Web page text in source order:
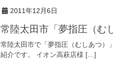
2011年12月6日
常陸太田市「夢指圧（む
常陸太田市で「夢指圧（むしあつ
紹介です。 イオン高萩店様 […]